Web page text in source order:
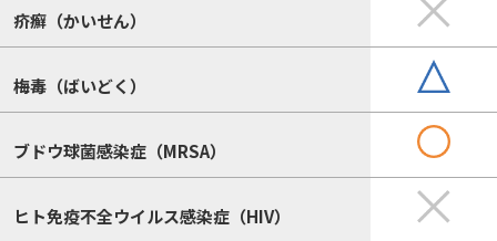
疥癬（かいせん）
梅毒（ばいどく）
ブドウ球菌感染症（MRSA）
ヒト免疫不全ウイルス感染症（HIV）